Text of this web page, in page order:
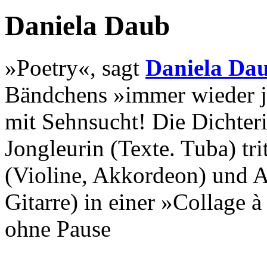
Daniela Daub
»Poetry«, sagt Daniela
Bändchens »immer wieder
mit Sehnsucht! Die
Jongleurin (Texte. Tuba)
(Violine, Akkordeon) und
Gitarre) in einer »Collage
ohne Pause